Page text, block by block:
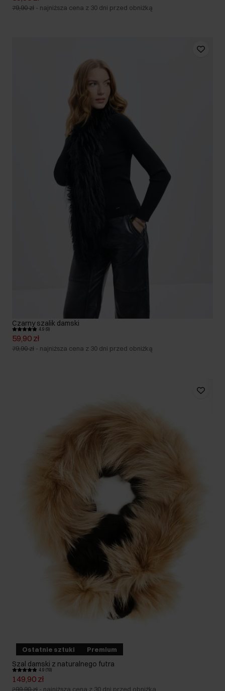
79,90 zł - najniższa cena z 30 dni przed obniżką
Czarny szalik damski
4.9 (9)
59,90 zł
79,90 zł - najniższa cena z 30 dni przed obniżką
Ostatnie sztuki Premium
Szal damski z naturalnego futra
4.9 (19)
149,90 zł
299,90 zł - najniższa cena z 30 dni przed obniżką